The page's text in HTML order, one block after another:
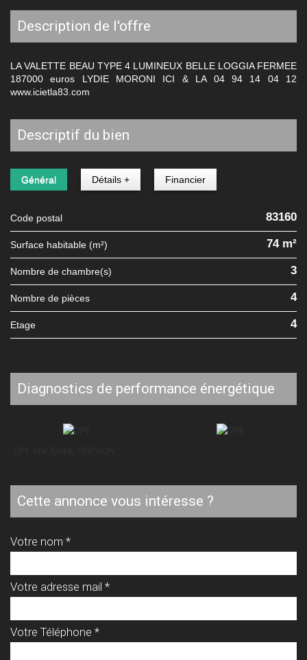
description de l'offre
LA VALETTE BEAU TYPE 4 LUMINEUX BELLE LOGGIA FERMEE
187000 euros LYDIE MORONI ICI & LA 04 94 14 04 12
www.icietla83.com
descriptif du bien
Général Détails + Financier
Code postal 83160
Surface habitable (m²) 74 m²
Nombre de chambre(s) 3
Nombre de pièces 4
Etage 4
diagnostics de performance énergétique
cette annonce vous intéresse ?
Votre nom *
Votre adresse mail *
Votre Téléphone *